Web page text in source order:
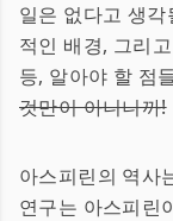
일은 없다고 생
적인 배경, 그리
등, 알아야 할 점
것만이 아니니까!
아스피린의 역사
연구는 아스피린